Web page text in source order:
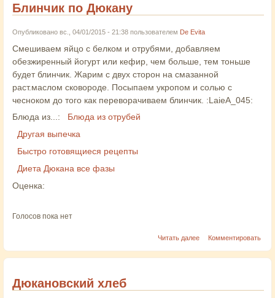
Блинчик по Дюкану
Опубликовано вс., 04/01/2015 - 21:38 пользователем De Evita
Смешиваем яйцо с белком и отрубями, добавляем
обезжиренный йогурт или кефир, чем больше, тем тоньше
будет блинчик. Жарим с двух сторон на смазанной
раст.маслом сковороде. Посыпаем укропом и солью с
чесноком до того как переворачиваем блинчик. :LaieA_045:
Блюда из...:
Блюда из отрубей
Другая выпечка
Быстро готовящиеся рецепты
Диета Дюкана все фазы
Оценка:
Голосов пока нет
Читать далее Комментировать
Дюкановский хлеб